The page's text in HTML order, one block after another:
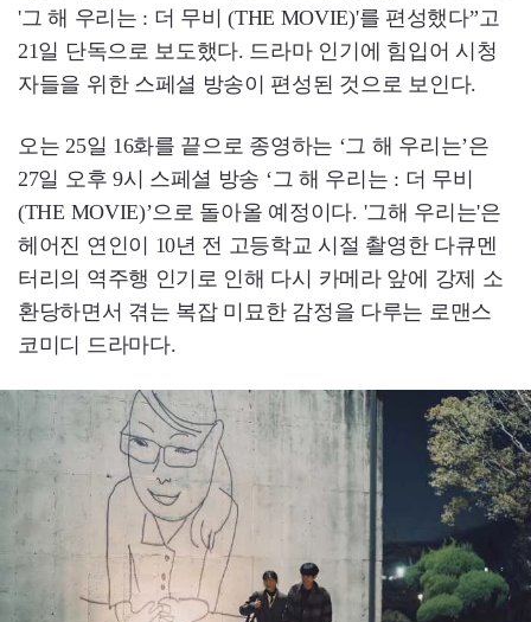
'그 해 우리는 : 더 무비 (THE MOVIE)'를 편성했다”고
21일 단독으로 보도했다. 드라마 인기에 힘입어 시청
자들을 위한 스페셜 방송이 편성된 것으로 보인다.
오는 25일 16화를 끝으로 종영하는 ‘그 해 우리는’은
27일 오후 9시 스페셜 방송 ‘그 해 우리는 : 더 무비
(THE MOVIE)’으로 돌아올 예정이다. '그해 우리는'은
헤어진 연인이 10년 전 고등학교 시절 촬영한 다큐멘
터리의 역주행 인기로 인해 다시 카메라 앞에 강제 소
환당하면서 겪는 복잡 미묘한 감정을 다루는 로맨스
코미디 드라마다.